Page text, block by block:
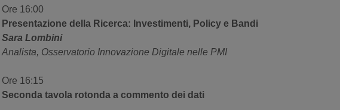
Ore 16:00
Presentazione della Ricerca: Investimenti, Policy e Bandi
Sara Lombini
Analista, Osservatorio Innovazione Digitale nelle PMI
Ore 16:15
Seconda tavola rotonda a commento dei dati